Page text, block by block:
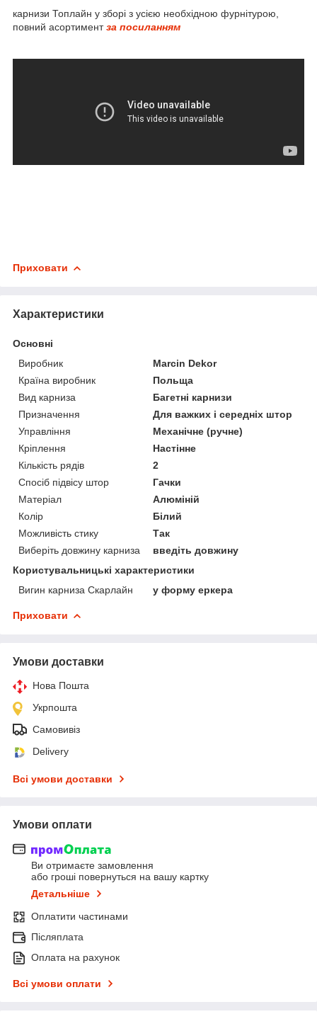
карнизи Топлайн у зборі з усією необхідною фурнітурою,
повний асортиментза посиланням
Приховати
Характеристики
Основні
Виробник
Marcin Dekor
Країна виробник
Польща
Вид карниза
Багетні карнизи
Призначення
Для важких і середніх штор
Управління
Механічне (ручне)
Кріплення
Настінне
Кількість рядів
2
Спосіб підвісу штор
Гачки
Матеріал
Алюміній
Колір
Білий
Можливість стику
Так
Виберіть довжину карниза
введіть довжину
Користувальницькі характеристики
Вигин карниза Скарлайн
у форму еркера
Приховати
Умови доставки
Нова Пошта
Укрпошта
Самовивіз
Delivery
Всі умови доставки
Умови оплати
Ви отримаєте замовлення
або гроші повернуться на вашу картку
Детальніше
Оплатити частинами
Післяплата
Оплата на рахунок
Всі умови оплати